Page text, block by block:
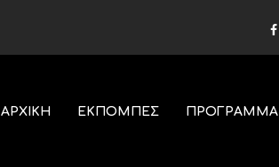
ΑΡΧΙΚΗ ΕΚΠΟΜΠΕΣ ΠΡΟΓΡΑΜΜΑ